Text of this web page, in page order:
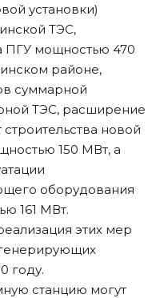
установки)
ТЭС,
ПГУ мощностью 470
районе,
суммарной
ТЭС, расширение
новой
150 МВт, а
оборудования
161 МВт.
этих мер
году.
станцию могут